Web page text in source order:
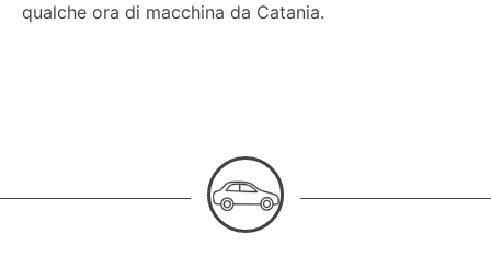
qualche ora di macchina da Catania.